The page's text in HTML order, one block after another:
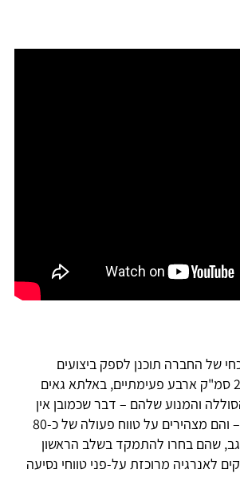
של החברה תוכנן לספק ביצועים
מקבילים למנועי 250 סמ"ק ארבע פעימתיים, באלתא גאים
והמנוע שלהם – דבר שכמובן אין
בידינו דרך להעריך – והם מצהירים על טווח פעולה של כ-80
שהם בחרו להתמקד בשלב הראשון
לאנרגיה מרוכזת על-פני טווחי נסיעה